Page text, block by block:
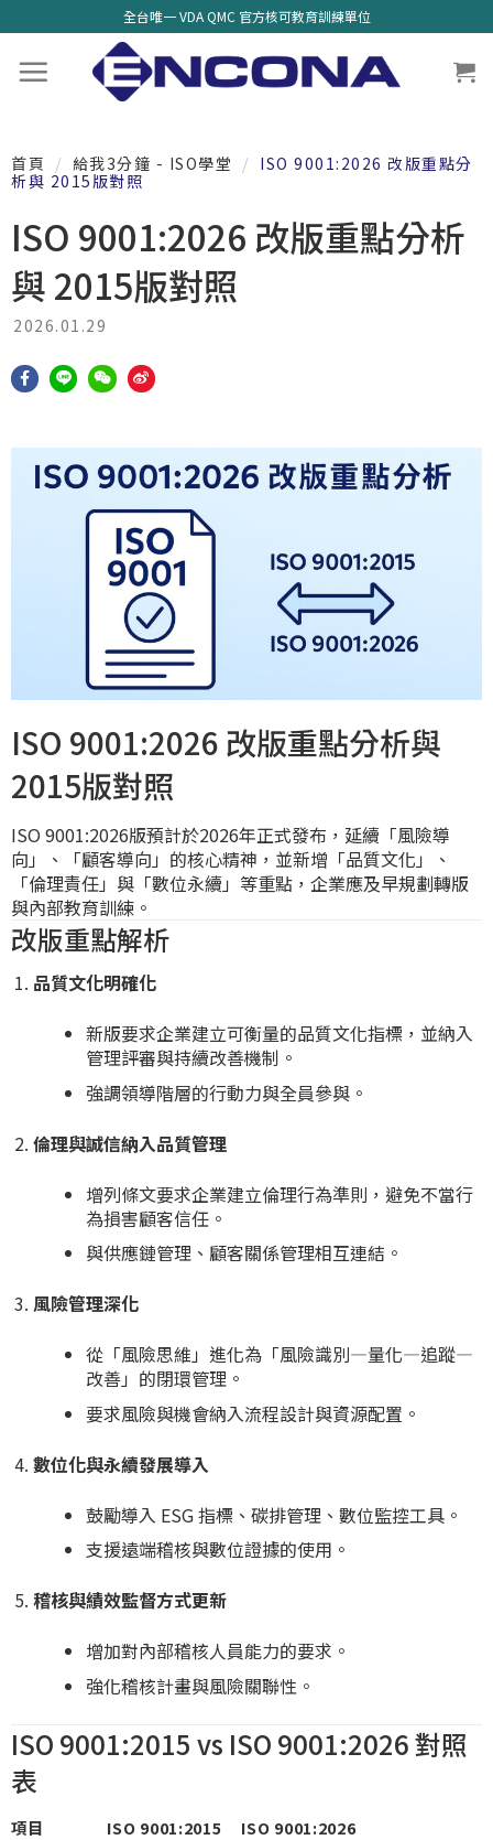
全台唯一 VDA QMC 官方核可教育訓練單位
首頁 / 給我3分鐘 - ISO學堂 / ISO 9001:2026 改版重點分
析與 2015版對照
ISO 9001:2026 改版重點分析
與 2015版對照
2026.01.29
ISO 9001:2026 改版重點分析與
2015版對照
ISO 9001:2026版預計於2026年正式發布，延續「風險導
向」、「顧客導向」的核心精神，並新增「品質文化」、
「倫理責任」與「數位永續」等重點，企業應及早規劃轉版
與內部教育訓練。
改版重點解析
品質文化明確化
新版要求企業建立可衡量的品質文化指標，並納入
管理評審與持續改善機制。
強調領導階層的行動力與全員參與。
倫理與誠信納入品質管理
增列條文要求企業建立倫理行為準則，避免不當行
為損害顧客信任。
與供應鏈管理、顧客關係管理相互連結。
風險管理深化
從「風險思維」進化為「風險識別—量化—追蹤—
改善」的閉環管理。
要求風險與機會納入流程設計與資源配置。
數位化與永續發展導入
鼓勵導入 ESG 指標、碳排管理、數位監控工具。
支援遠端稽核與數位證據的使用。
稽核與績效監督方式更新
增加對內部稽核人員能力的要求。
強化稽核計畫與風險關聯性。
ISO 9001:2015 vs ISO 9001:2026 對照
表
項目 ISO 9001:2015
ISO 9001:2026